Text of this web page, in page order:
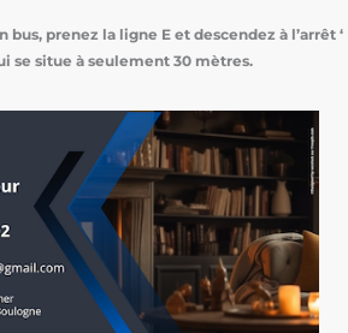
bus, prenez la ligne E et descendez à l’arrêt ‘
se situe à seulement 30 mètres.